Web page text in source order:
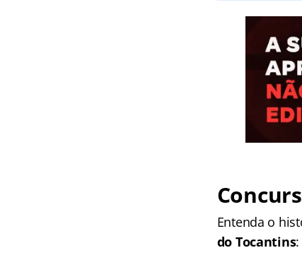
Entenda o
do Tocantins: